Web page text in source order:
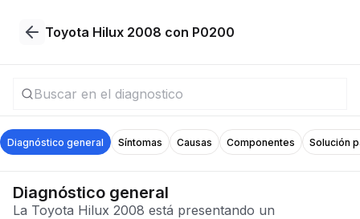
Toyota Hilux 2008 con P0200
Diagnóstico general Síntomas Causas Componentes Solución
Diagnóstico general
La Toyota Hilux 2008 está presentando un